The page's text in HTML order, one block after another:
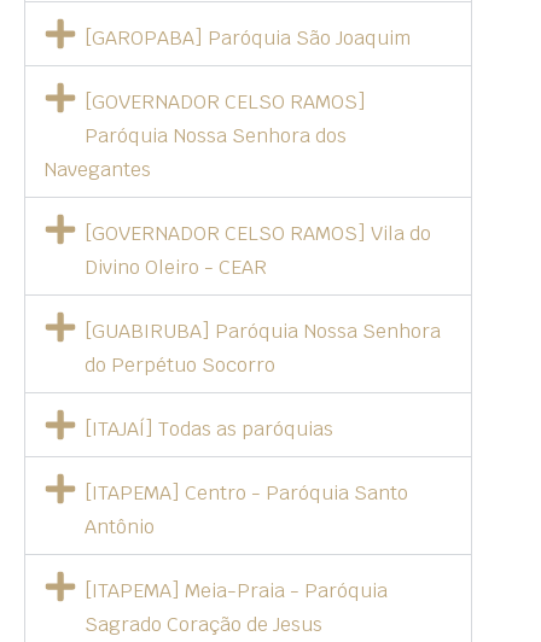
[GAROPABA] Paróquia São Joaquim
[GOVERNADOR CELSO RAMOS]
Paróquia Nossa Senhora dos
Navegantes
[GOVERNADOR CELSO RAMOS] Vila do
Divino Oleiro - CEAR
[GUABIRUBA] Paróquia Nossa Senhora
do Perpétuo Socorro
[ITAJAÍ] Todas as paróquias
[ITAPEMA] Centro - Paróquia Santo
Antônio
[ITAPEMA] Meia-Praia - Paróquia
Sagrado Coração de Jesus